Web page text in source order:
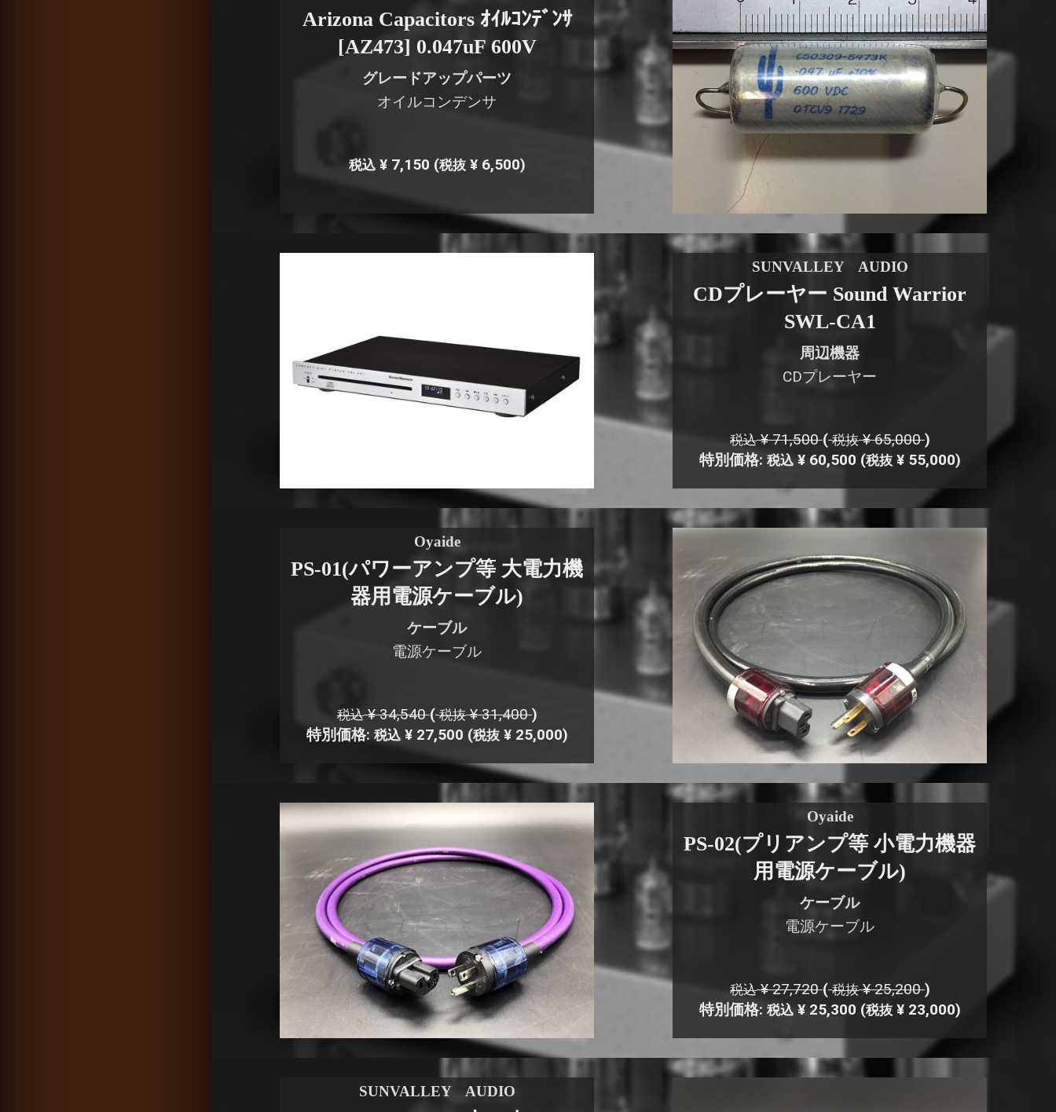
Arizona Capacitors ｵｲﾙｺﾝﾃﾞﾝｻ
[AZ473] 0.047uF 600V
グレードアップパーツ
オイルコンデンサ
税込¥ 7,150 (税抜¥ 6,500)
SUNVALLEY AUDIO
CDプレーヤー Sound Warrior
SWL-CA1
周辺機器
CDプレーヤー
税込¥ 71,500( 税抜¥ 65,000)
特別価格: 税込¥ 60,500 (税抜¥ 55,000)
Oyaide
PS-01(パワーアンプ等 大電力機
器用電源ケーブル)
ケーブル
電源ケーブル
税込¥ 34,540( 税抜¥ 31,400)
特別価格: 税込¥ 27,500 (税抜¥ 25,000)
Oyaide
PS-02(プリアンプ等 小電力機器
用電源ケーブル)
ケーブル
電源ケーブル
税込¥ 27,720( 税抜¥ 25,200)
特別価格: 税込¥ 25,300 (税抜¥ 23,000)
SUNVALLEY AUDIO